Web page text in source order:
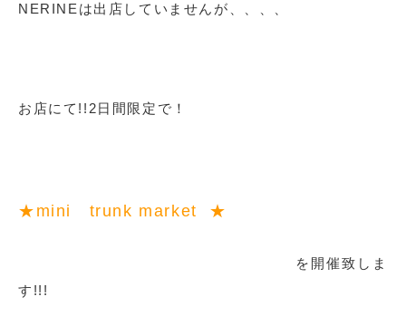
NERINEは出店していませんが、、、、
お店にて!!2日間限定で！
★mini trunk market ★
を開催致しま
す!!!